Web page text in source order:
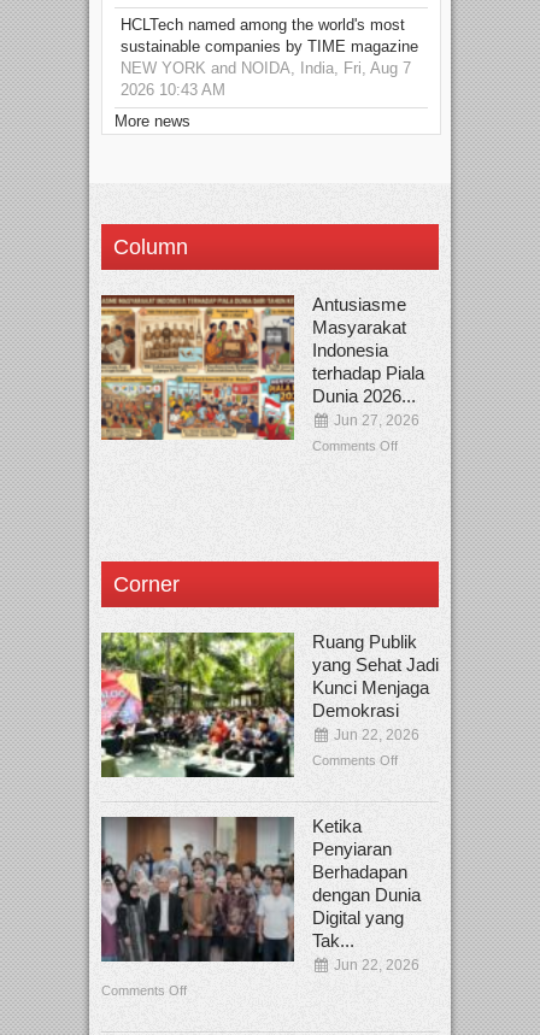
HCLTech named among the world's most
sustainable companies by TIME magazine
NEW YORK and NOIDA, India, Fri, Aug 7
2026 10:43 AM
More news
Column
Antusiasme
Masyarakat
Indonesia
terhadap Piala
Dunia 2026...
Jun 27, 2026
Comments Off
Corner
Ruang Publik
yang Sehat Jadi
Kunci Menjaga
Demokrasi
Jun 22, 2026
Comments Off
Ketika
Penyiaran
Berhadapan
dengan Dunia
Digital yang
Tak...
Jun 22, 2026
Comments Off